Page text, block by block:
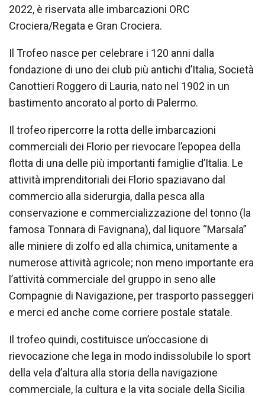
2022, è riservata alle imbarcazioni ORC
Crociera/Regata e Gran Crociera.
Il Trofeo nasce per celebrare i 120 anni dalla
fondazione di uno dei club più antichi d’Italia, Società
Canottieri Roggero di Lauria, nato nel 1902 in un
bastimento ancorato al porto di Palermo.
Il trofeo ripercorre la rotta delle imbarcazioni
commerciali dei Florio per rievocare l’epopea della
flotta di una delle più importanti famiglie d’Italia. Le
attività imprenditoriali dei Florio spaziavano dal
commercio alla siderurgia, dalla pesca alla
conservazione e commercializzazione del tonno (la
famosa Tonnara di Favignana), dal liquore “Marsala”
alle miniere di zolfo ed alla chimica, unitamente a
numerose attività agricole; non meno importante era
l’attività commerciale del gruppo in seno alle
Compagnie di Navigazione, per trasporto passeggeri
e merci ed anche come corriere postale statale.
Il trofeo quindi, costituisce un’occasione di
rievocazione che lega in modo indissolubile lo sport
della vela d’altura alla storia della navigazione
commerciale, la cultura e la vita sociale della Sicilia